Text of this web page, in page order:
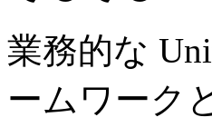
業務的な
ームワーク